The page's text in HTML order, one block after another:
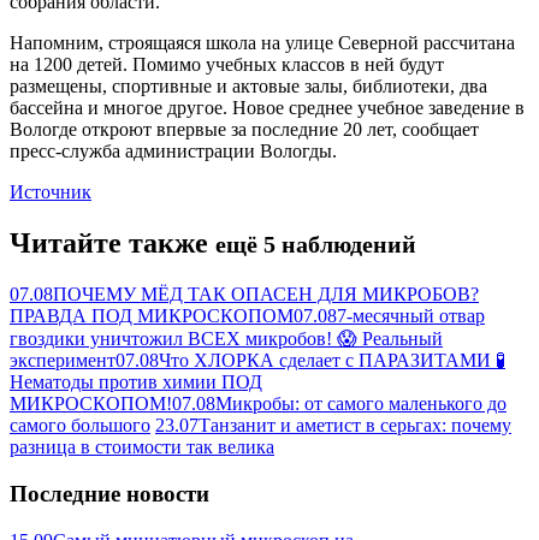
Напомним, строящаяся школа на улице Северной рассчитана
на 1200 детей. Помимо учебных классов в ней будут
размещены, спортивные и актовые залы, библиотеки, два
бассейна и многое другое. Новое среднее учебное заведение в
Вологде откроют впервые за последние 20 лет, сообщает
пресс-служба администрации Вологды.
Источник
Читайте также ещё 5 наблюдений
07.08ПОЧЕМУ МЁД ТАК ОПАСЕН ДЛЯ МИКРОБОВ?
ПРАВДА ПОД МИКРОСКОПОМ07.087-месячный отвар
гвоздики уничтожил ВСЕХ микробов! 😱 Реальный
эксперимент07.08Что ХЛОРКА сделает с ПАРАЗИТАМИ 🧪
Нематоды против химии ПОД
МИКРОСКОПОМ!07.08Микробы: от самого маленького до
самого большого 23.07Танзанит и аметист в серьгах: почему
разница в стоимости так велика
Последние новости